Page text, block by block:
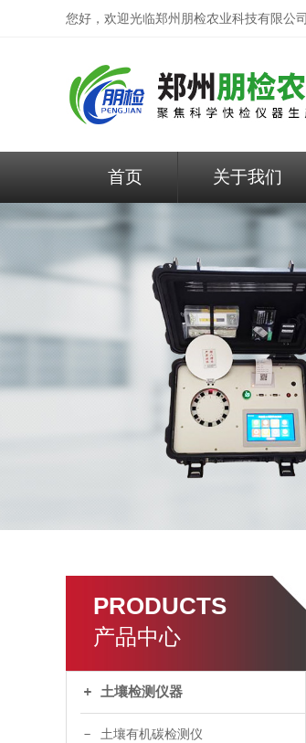
您好，欢迎光临郑州朋检农业科技有限公司
首页 关于我们
PRODUCTS
产品中心
土壤检测仪器
土壤有机碳检测仪